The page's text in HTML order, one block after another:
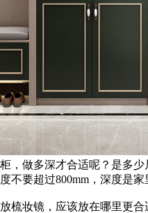
，做多深才合适呢？是多少
不要超过800mm，深度是
梳妆镜，应该放在哪里更合